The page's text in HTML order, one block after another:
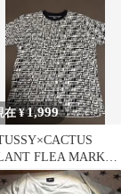
在 ¥1,999
FLEA MARKET
ャツ